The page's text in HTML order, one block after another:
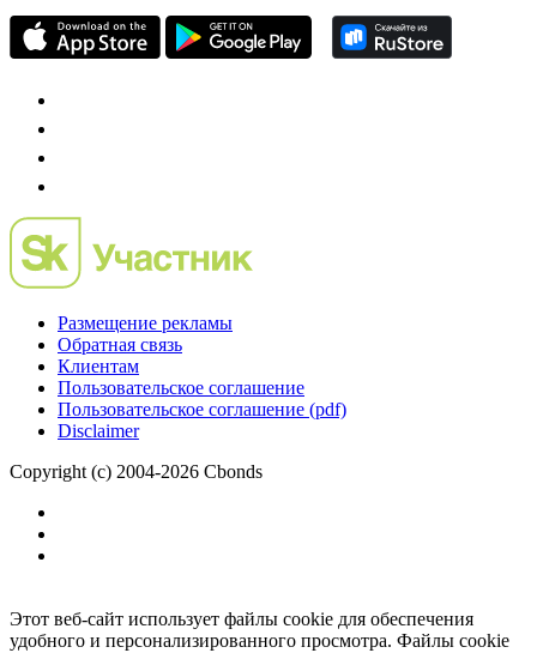
проект о российском рынке M&A
Preqveca.ru
Размещение рекламы
Обратная связь
Пользовательское соглашение
Copyright (c) 2004-2026 Cbonds